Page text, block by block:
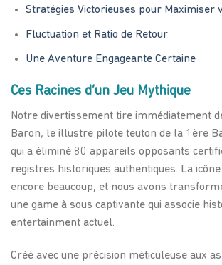
Stratégies Victorieuses pour Maximiser
Fluctuation et Ratio de Retour
Une Aventure Engageante Certaine
Ces Racines d’un Jeu Mythique
Notre divertissement tire immédiatement
Baron, le illustre pilote teuton de la 1ère
qui a éliminé 80 appareils opposants
registres historiques authentiques. La
encore beaucoup, et nous avons
une game à sous captivante qui associe
entertainment actuel.
Créé avec une précision méticuleuse aux